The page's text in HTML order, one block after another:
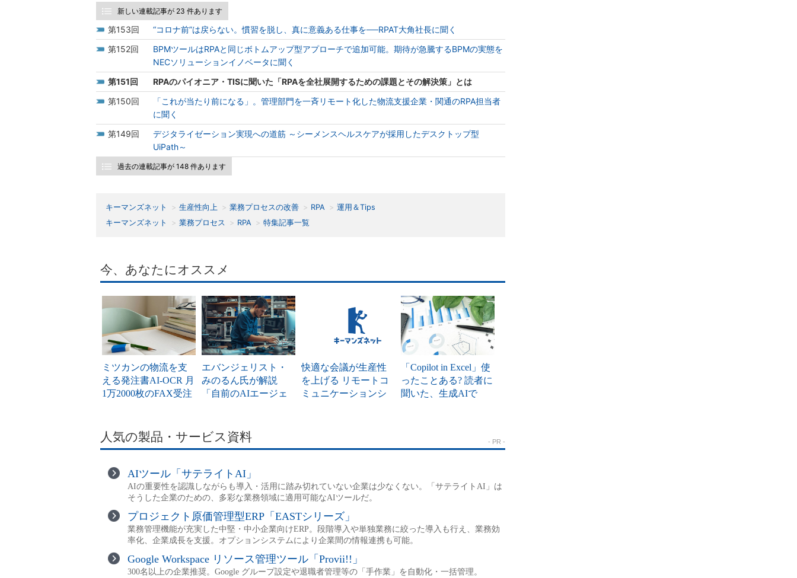
新しい連載記事が 23 件あります
153
“コロナ前”は戻らない。慣習を脱し、真に意義ある仕事を──RPAT大角社長に聞く
152
BPMツールはRPAと同じボトムアップ型アプローチで追加可能。期待が急騰するBPMの実態を
NECソリューションイノベータに聞く
151
RPAのパイオニア・TISに聞いた「RPAを全社展開するための課題とその解決策」とは
150
「これが当たり前になる」。管理部門を一斉リモート化した物流支援企業・関通のRPA担当者
に聞く
149
デジタライゼーション実現への道筋 ～シーメンスヘルスケアが採用したデスクトップ型
UiPath～
過去の連載記事が 148 件あります
キーマンズネット 生産性向上 業務プロセスの改善 RPA
運用＆Tips
キーマンズネット
業務プロセス RPA 特集記事一覧